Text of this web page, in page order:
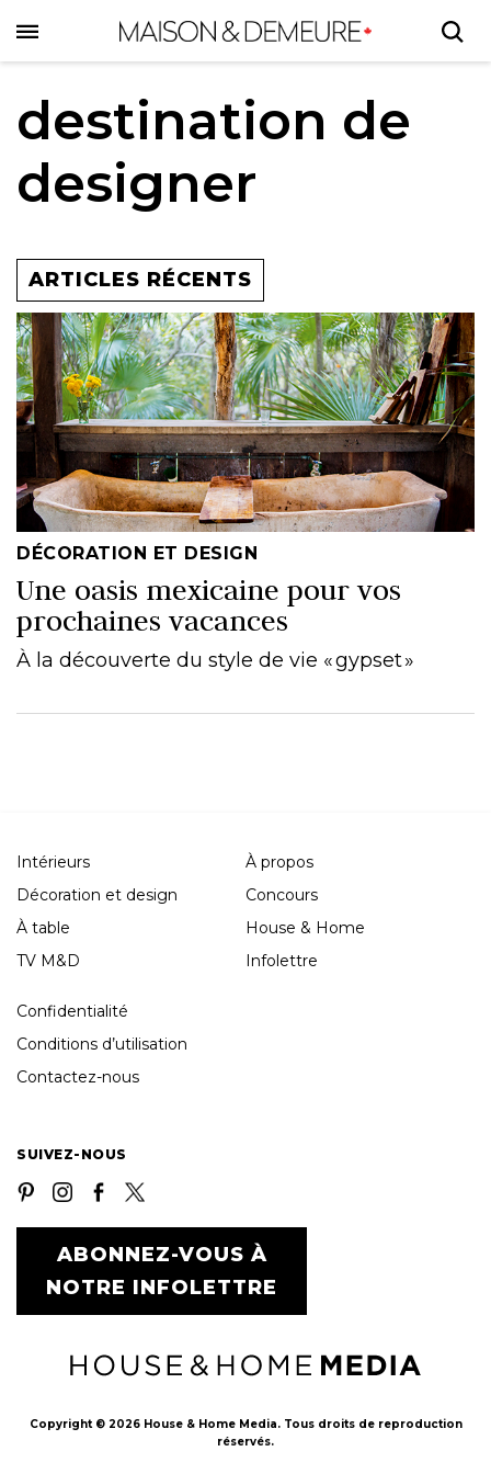
to
main
content
destination de
designer
ARTICLES RÉCENTS
DÉCORATION ET DESIGN
Une oasis mexicaine pour vos
prochaines vacances
À la découverte du style de vie « gypset »
Intérieurs
Décoration et design
À table
TV M&D
À propos
Concours
House & Home
Infolettre
Confidentialité
Conditions d’utilisation
Contactez-nous
SUIVEZ-NOUS
ABONNEZ-VOUS À
NOTRE INFOLETTRE
Copyright © 2026 House & Home Media. Tous droits de reproduction
réservés.